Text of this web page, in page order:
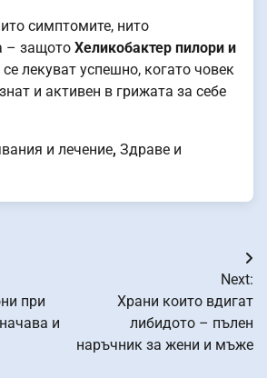
симптомите, нито
– защото Хеликобактер пилори и
се лекуват успешно, когато човек
и активен в грижата за себе
и лечение, Здраве и
при
и
Next:
Храни които вдигат
либидото – пълен
наръчник за жени и мъже